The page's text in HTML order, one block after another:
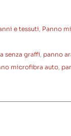
e tessuti, Panno
senza graffi, panno
microfibra auto,